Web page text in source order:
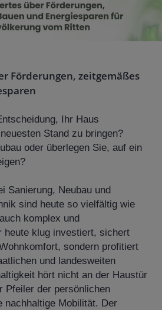
Förderungen, zeitgemäßes
Ihr Haus
Stand zu bringen?
oder überlegen Sie, auf ein
Sanierung, Neubau und
sind heute so vielfältig wie
komplex und
heute klug investiert, sichert
sondern profitiert
und landesweiten
hört nicht an der Haustür
Pfeiler der persönlichen
nachhaltige Mobilität. Der